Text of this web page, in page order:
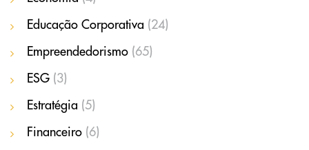
Educação Corporativa (24)
Empreendedorismo (65)
ESG (3)
Estratégia (5)
Financeiro (6)